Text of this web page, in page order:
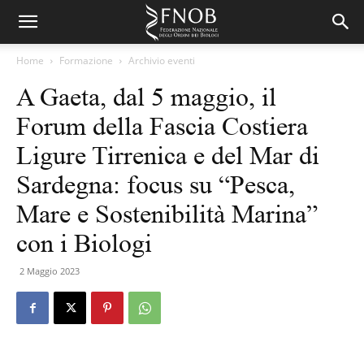
Home Formazione Archivio eventi
A Gaeta, dal 5 maggio, il
Forum della Fascia Costiera
Ligure Tirrenica e del Mar di
Sardegna: focus su “Pesca,
Mare e Sostenibilità Marina”
con i Biologi
2 Maggio 2023